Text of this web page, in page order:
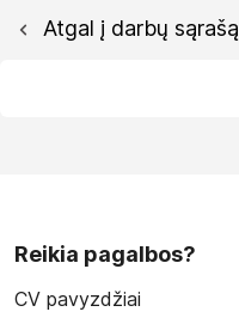
Atgal į darbų sąrašą
Reikia pagalbos?
CV pavyzdžiai